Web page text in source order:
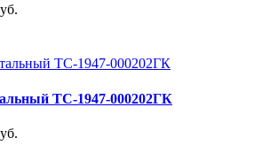
TC-1947-000202ГК